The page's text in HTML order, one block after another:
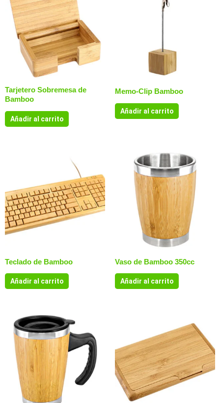
Tarjetero Sobremesa de
Bamboo
Añadir al carrito
Memo-Clip Bamboo
Añadir al carrito
Teclado de Bamboo
Añadir al carrito
Vaso de Bamboo 350cc
Añadir al carrito